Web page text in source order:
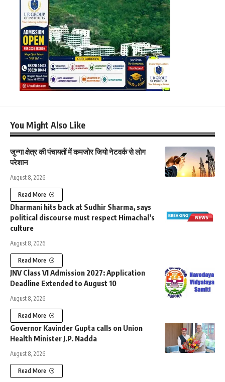
You Might Also Like
जुन्गा क्षेत्र की पंचायतों में कमजोर जियो नेटवर्क से लोग
परेशान
August 8, 2026
Read More
Dharmani hits back at Sudhir Sharma, says
political discourse must respect Himachal’s
culture
August 8, 2026
Read More
JNV Class VI Admission 2027: Application
Deadline Extended to August 10
August 8, 2026
Read More
Governor Kavinder Gupta calls on Union
Health Minister J.P. Nadda
August 8, 2026
Read More